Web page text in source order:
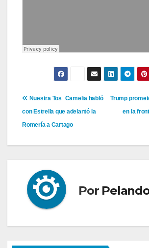
Navegación
de
entradas
Trump
en la
Nuestra Tos_Camelia habló
con Estrella que adelantó la
Romería a Cartago
Por